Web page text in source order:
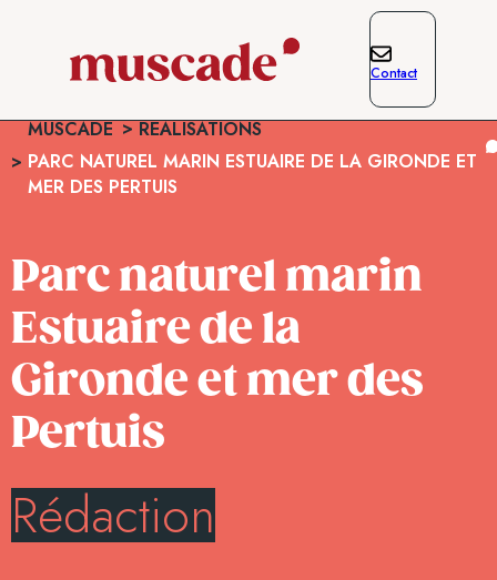
Contact
MUSCADE
RÉALISATIONS
PARC NATUREL MARIN ESTUAIRE DE LA GIRONDE ET
MER DES PERTUIS
Parc naturel marin
Estuaire de la
Gironde et mer des
Pertuis
Rédaction